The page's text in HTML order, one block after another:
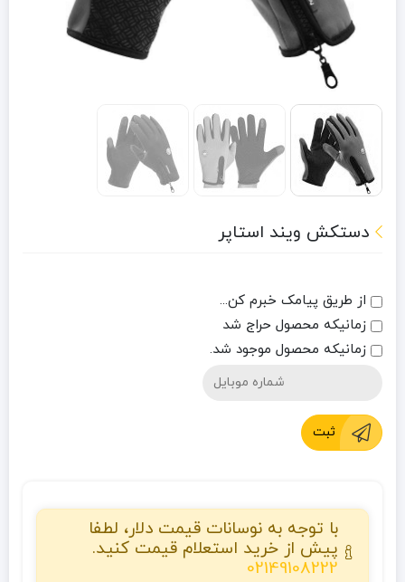
دستکش ویند استاپر
از طریق پیامک خبرم کن...
زمانیکه محصول حراج شد
زمانیکه محصول موجود شد.
ثبت
با توجه به نوسانات قیمت دلار، لطفا
پیش از خرید استعلام قیمت کنید.
02149108222